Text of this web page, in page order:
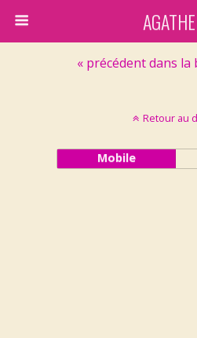
« précédent dans
Retour au
Mobile